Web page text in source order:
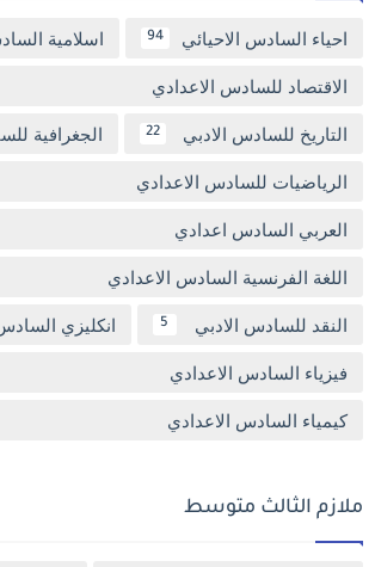
احياء السادس الاحيائي 94 اسلامية
الاقتصاد للسادس الاعدادي
التاريخ للسادس الادبي 22 الجغرافية
الرياضيات للسادس الاعدادي
العربي السادس اعدادي
اللغة الفرنسية السادس الاعدادي
النقد للسادس الادبي 5 انكليزي
فيزياء السادس الاعدادي
كيمياء السادس الاعدادي
ملازم الثالث متوسط